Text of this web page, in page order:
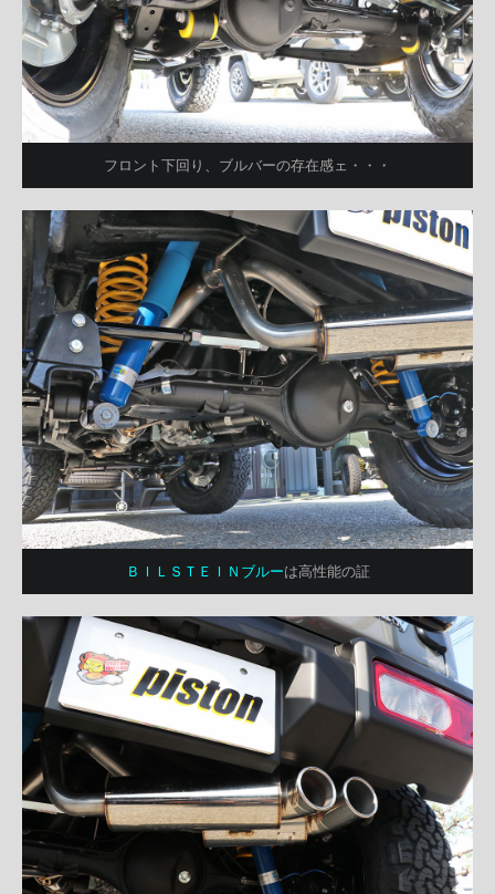
フロント下回り、ブルバーの存在感ェ・・・
ＢＩＬＳＴＥＩＮブルーは高性能の証